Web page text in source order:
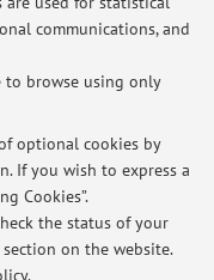
communications, and
browse using only
optional cookies by
If you wish to express a
Cookies”.
the status of your
on the website.
.
straniere